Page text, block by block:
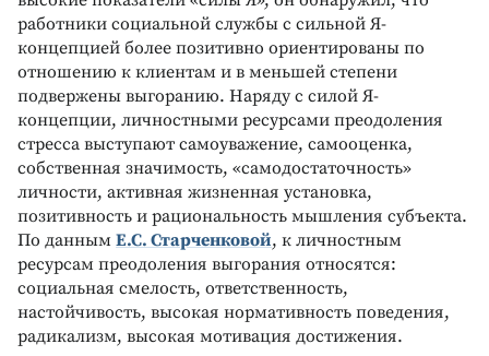
работники социальной службы с сильной Я-
концепцией более позитивно ориентированы по
отношению к клиентам и в меньшей степени
подвержены выгоранию. Наряду с силой Я-
концепции, личностными ресурсами преодоления
стресса выступают самоуважение, самооценка,
собственная значимость, «самодостаточность»
личности, активная жизненная установка,
позитивность и рациональность мышления субъекта.
По данным Е.С. Старченковой, к личностным
ресурсам преодоления выгорания относятся:
социальная смелость, ответственность,
настойчивость, высокая нормативность поведения,
радикализм, высокая мотивация достижения.